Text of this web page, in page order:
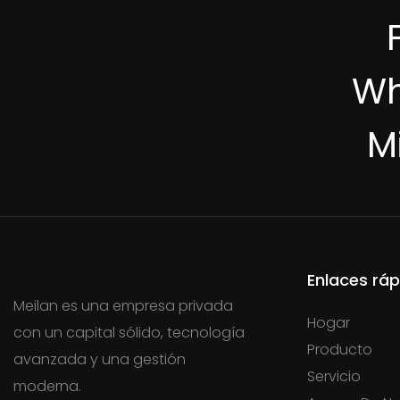
Meilan es una empresa privada
con un capital sólido, tecnología
avanzada y una gestión
moderna.
Enlaces
Hogar
Producto
Servicio